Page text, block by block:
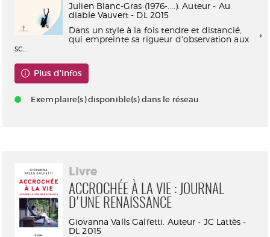
Julien Blanc-Gras (1976-....). Auteur - Au
diable Vauvert - DL 2015
Dans un style à la fois tendre et distancié,
qui empreinte sa rigueur d'observation aux
sc...
Plus d'infos
Exemplaire(s) disponible(s) dans le réseau
Livre
ACCROCHÉE À LA VIE : JOURNAL
D'UNE RENAISSANCE
Giovanna Valls Galfetti. Auteur - JC Lattès -
DL 2015